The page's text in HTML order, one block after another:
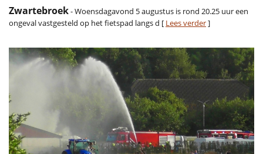
Zwartebroek- Woensdagavond 5 augustus is rond 20.25 uur een
ongeval vastgesteld op het fietspad langs d [ Lees verder]